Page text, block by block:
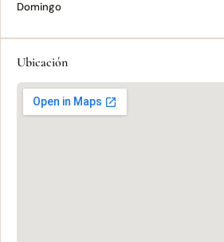
Domingo
Ubicación